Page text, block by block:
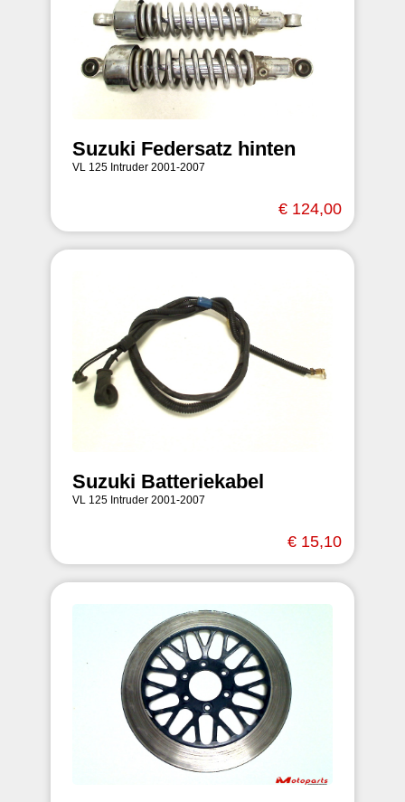
Suzuki Federsatz hinten
VL 125 Intruder 2001-2007
€ 124,00
Suzuki Batteriekabel
VL 125 Intruder 2001-2007
€ 15,10